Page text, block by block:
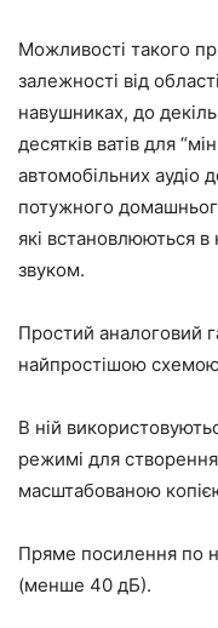
Можливості такого
залежності від
навушниках, до
десятків ватів для
автомобільних аудіо
потужного
які встановлюються в
звуком.
Простий аналоговий
найпростішою
В ній
режимі для
масштабованою
Пряме посилення по
(менше 40 дБ).